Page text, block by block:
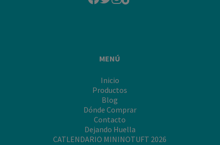
MENÚ
Inicio
Productos
Blog
Dónde Comprar
Contacto
Dejando Huella
CATLENDARIO MININOTUFT 2026